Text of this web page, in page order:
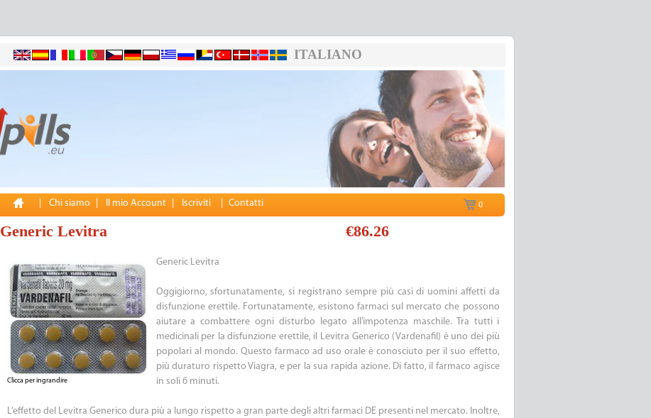
ITALIANO
Chi siamo Il mio Account Iscriviti Contatti 0
Generic Levitra €86.26
Clicca per ingrandire
Generic Levitra
Oggigiorno, sfortunatamente, si registrano sempre più casi di uomini affetti da
disfunzione erettile. Fortunatamente, esistono farmaci sul mercato che possono
aiutare a combattere ogni disturbo legato all’impotenza maschile. Tra tutti i
medicinali per la disfunzione erettile, il Levitra Generico (Vardenafil) è uno dei più
popolari al mondo. Questo farmaco ad uso orale è conosciuto per il suo effetto,
più duraturo rispetto Viagra, e per la sua rapida azione. Di fatto, il farmaco agisce
in soli 6 minuti.
L’effetto del Levitra Generico dura più a lungo rispetto a gran parte degli altri farmaci DE presenti nel mercato. Inoltre,